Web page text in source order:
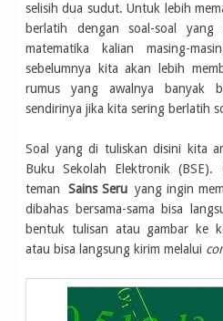
selisih dua sudut. Untuk lebih
berlatih dengan soal-soal
matematika kalian masing-
sebelumnya kita akan lebih
rumus yang awalnya banyak
sendirinya jika kita sering berlatih
Soal yang di tuliskan disini kita
Buku Sekolah Elektronik
teman
Sains Seru yang ingin
dibahas bersama-sama bisa
bentuk tulisan atau gambar ke
atau bisa langsung kirim melalui